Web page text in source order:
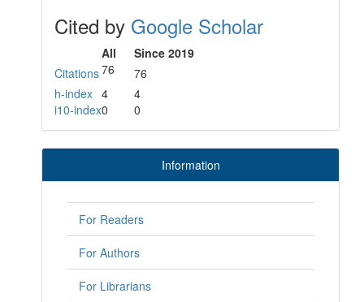
Cited by Google Scholar
All
Since 2019
Citations76 76
h-index 4
4
i10-index0 0
Information
For Readers
For Authors
For Librarians